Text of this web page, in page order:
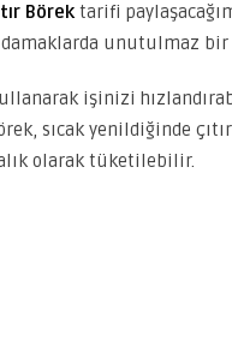
Börektarifi
unutulmaz bir
işinizi
sıcak yenildiğinde
olarak tüketilebilir.